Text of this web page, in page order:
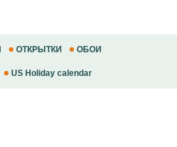
ОТКРЫТКИ ОБОИ
US Holiday calendar